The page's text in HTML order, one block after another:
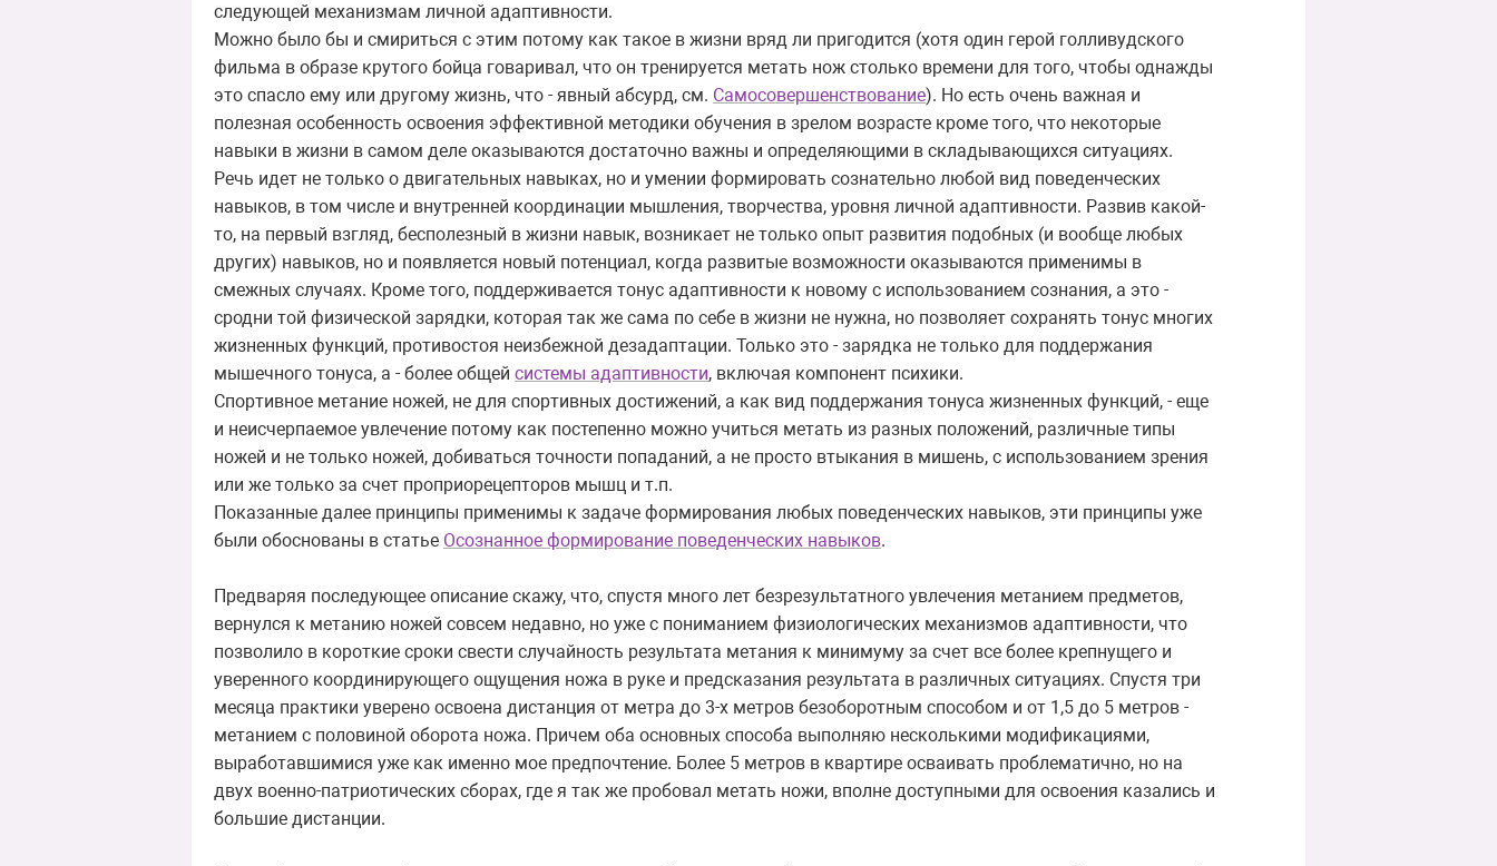
следующей механизмам личной адаптивности.
Можно было бы и смириться с этим потому как такое в жизни вряд ли пригодится (хотя один герой голливудского
фильма в образе крутого бойца говаривал, что он тренируется метать нож столько времени для того, чтобы однажды
это спасло ему или другому жизнь, что - явный абсурд, см. Самосовершенствование). Но есть очень важная и
полезная особенность освоения эффективной методики обучения в зрелом возрасте кроме того, что некоторые
навыки в жизни в самом деле оказываются достаточно важны и определяющими в складывающихся ситуациях.
Речь идет не только о двигательных навыках, но и умении формировать сознательно любой вид поведенческих
навыков, в том числе и внутренней координации мышления, творчества, уровня личной адаптивности. Развив какой-
то, на первый взгляд, бесполезный в жизни навык, возникает не только опыт развития подобных (и вообще любых
других) навыков, но и появляется новый потенциал, когда развитые возможности оказываются применимы в
смежных случаях. Кроме того, поддерживается тонус адаптивности к новому с использованием сознания, а это -
сродни той физической зарядки, которая так же сама по себе в жизни не нужна, но позволяет сохранять тонус многих
жизненных функций, противостоя неизбежной дезадаптации. Только это - зарядка не только для поддержания
мышечного тонуса, а - более общей системы адаптивности, включая компонент психики.
Спортивное метание ножей, не для спортивных достижений, а как вид поддержания тонуса жизненных функций, - еще
и неисчерпаемое увлечение потому как постепенно можно учиться метать из разных положений, различные типы
ножей и не только ножей, добиваться точности попаданий, а не просто втыкания в мишень, с использованием зрения
или же только за счет проприорецепторов мышц и т.п.
Показанные далее принципы применимы к задаче формирования любых поведенческих навыков, эти принципы уже
были обоснованы в статье Осознанное формирование поведенческих навыков.
Предваряя последующее описание скажу, что, спустя много лет безрезультатного увлечения метанием предметов,
вернулся к метанию ножей совсем недавно, но уже с пониманием физиологических механизмов адаптивности, что
позволило в короткие сроки свести случайность результата метания к минимуму за счет все более крепнущего и
уверенного координирующего ощущения ножа в руке и предсказания результата в различных ситуациях. Спустя три
месяца практики уверено освоена дистанция от метра до 3-х метров безоборотным способом и от 1,5 до 5 метров -
метанием с половиной оборота ножа. Причем оба основных способа выполняю несколькими модификациями,
выработавшимися уже как именно мое предпочтение. Более 5 метров в квартире осваивать проблематично, но на
двух военно-патриотических сборах, где я так же пробовал метать ножи, вполне доступными для освоения казались и
большие дистанции.